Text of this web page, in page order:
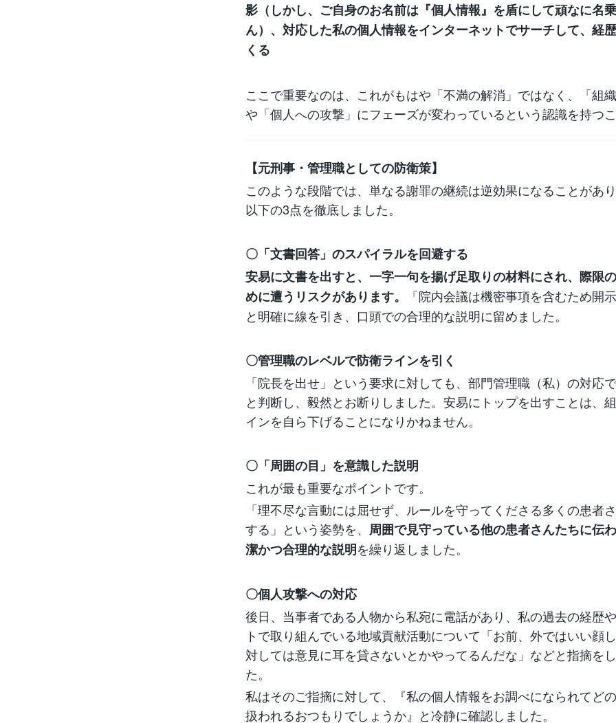
影（しかし、ご自身のお名前は『個人情報』を盾にして頑なに名
ん）、対応した私の個人情報をインターネットでサーチして、経
くる
ここで重要なのは、これがもはや「不満の解消」ではなく、「組
や「個人への攻撃」にフェーズが変わっているという認識を持つ
【元刑事・管理職としての防衛策】
このような段階では、単なる謝罪の継続は逆効果になることがあ
以下の3点を徹底しました。
〇「文書回答」のスパイラルを回避する
安易に文書を出すと、一字一句を揚げ足取りの材料にされ、際限
めに遭うリスクがあります。
「院内会議は機密事項を含むため開
と明確に線を引き、口頭での合理的な説明に留めました。
〇管理職のレベルで防衛ラインを引く
「院長を出せ」という要求に対しても、部門管理職（私）の対応
と判断し、毅然とお断りしました。安易にトップを出すことは、
インを自ら下げることになりかねません。
〇「周囲の目」を意識した説明
これが最も重要なポイントです。
「理不尽な言動には屈せず、ルールを守ってくださる多くの患者
する」という姿勢を、 周囲で見守っている他の患者さんたちに伝
潔かつ合理的な説明を繰り返しました。
〇個人攻撃への対応
後日、当事者である人物から私宛に電話があり、私の過去の経歴
トで取り組んでいる地域貢献活動について「お前、外ではいい顔
対しては意見に耳を貸さないとかやってるんだな」などと指摘を
た。
私はそのご指摘に対して、『私の個人情報をお調べになられてど
扱われるおつもりでしょうか』と冷静に確認しました。